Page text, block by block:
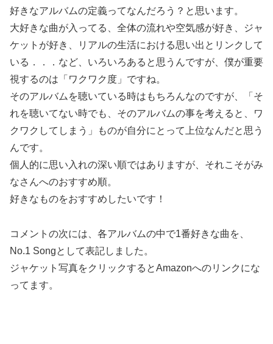
好きなアルバムの定義ってなんだろう？と思います。
大好きな曲が入ってる、全体の流れや空気感が好き、ジャ
ケットが好き、リアルの生活における思い出とリンクして
いる．．．など、いろいろあると思うんですが、僕が重要
視するのは「ワクワク度」ですね。
そのアルバムを聴いている時はもちろんなのですが、「そ
れを聴いてない時でも、そのアルバムの事を考えると、ワ
クワクしてしまう」ものが自分にとって上位なんだと思う
んです。
個人的に思い入れの深い順ではありますが、それこそがみ
なさんへのおすすめ順。
好きなものをおすすめしたいです！
コメントの次には、各アルバムの中で1番好きな曲を、
No.1 Songとして表記しました。
ジャケット写真をクリックするとAmazonへのリンクにな
ってます。